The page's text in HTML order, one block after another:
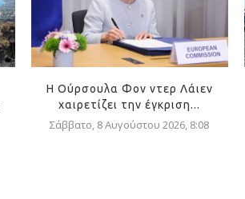
Η Ούρσουλα Φον ντερ Λάιεν
χαιρετίζει την έγκριση...
Σάββατο, 8 Αυγούστου 2026, 8:08